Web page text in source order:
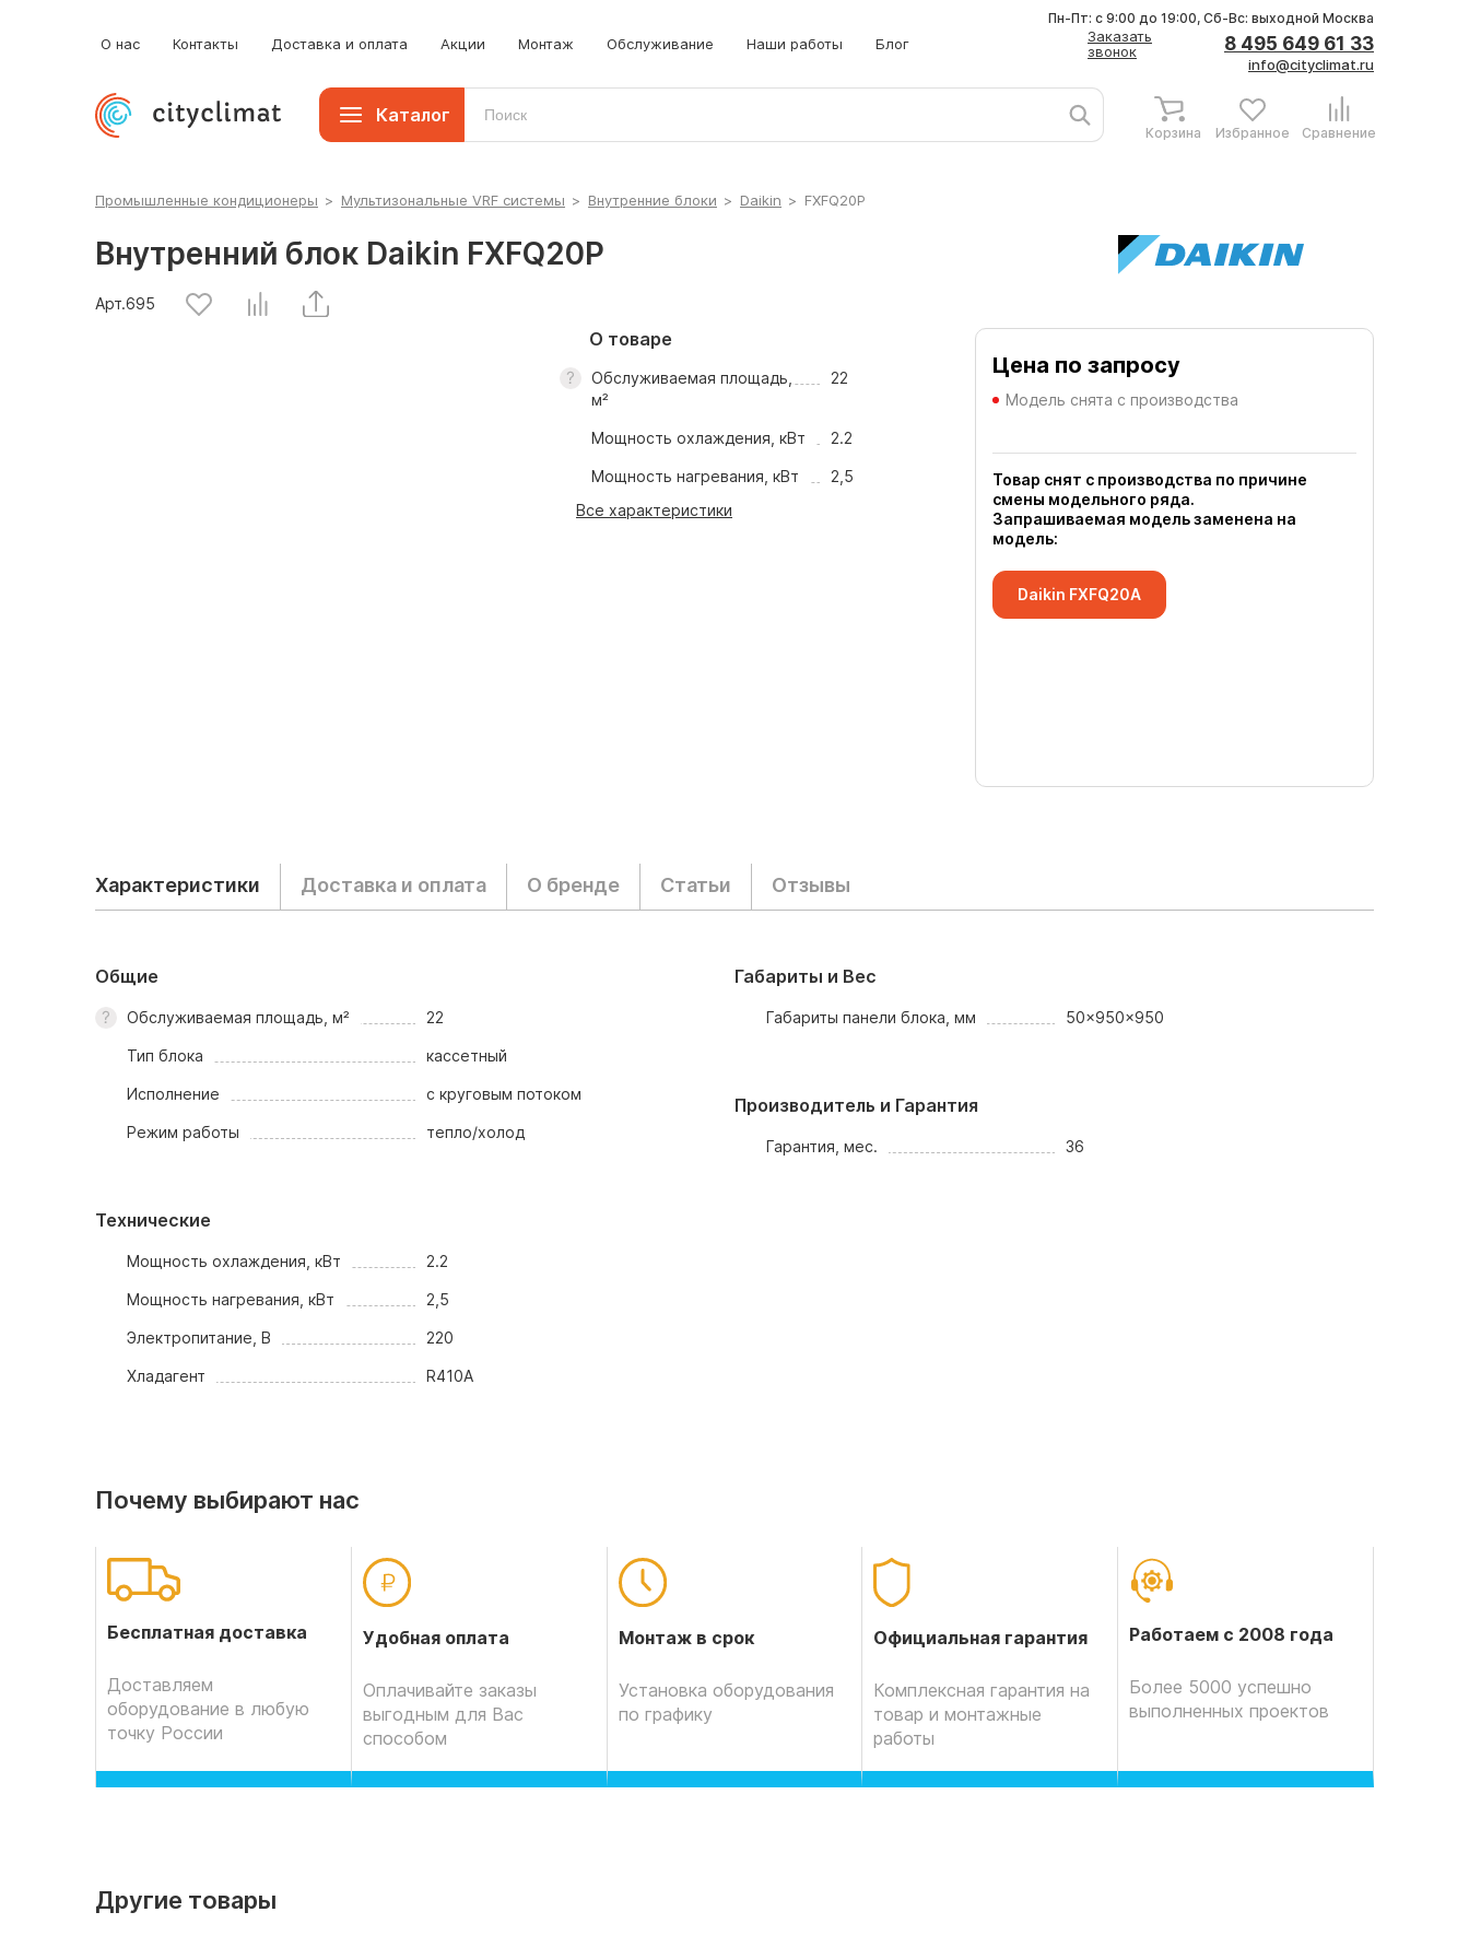
О нас Контакты Доставка и оплата Акции Монтаж Обслуживание Наши работы Блог
Заказать
звонок
8 495 649 61 33
info@cityclimat.ru
Пн-Пт: с 9:00 до 19:00, Сб-Вс: выходной Москва
Каталог
Корзина Избранное Сравнение
Промышленные кондиционеры > Мультизональные VRF системы > Внутренние блоки > Daikin > FXFQ20P
Внутренний блок Daikin FXFQ20P
Арт.695
О товаре
Обслуживаемая площадь,
м²
22
Мощность охлаждения, кВт 2.2
Мощность нагревания, кВт
2,5
Все характеристики
Цена по запросу
Модель снята с производства
Товар снят с производства по причине
смены модельного ряда.
Запрашиваемая модель заменена на
модель:
Daikin FXFQ20A
Характеристики Доставка и оплата О бренде Статьи Отзывы
Общие
Обслуживаемая площадь, м² 22
Тип блока кассетный
Исполнение с круговым потоком
Режим работы тепло/холод
Технические
Мощность охлаждения, кВт 2.2
Мощность нагревания, кВт 2,5
Электропитание, В 220
Хладагент R410A
Габариты и Вес
Габариты панели блока, мм 50x950x950
Производитель и Гарантия
Гарантия, мес. 36
Почему выбирают нас
Бесплатная доставка
Доставляем
оборудование в любую
точку России
Удобная оплата
Оплачивайте заказы
выгодным для Вас
способом
Монтаж в срок
Установка оборудования
по графику
Официальная гарантия
Комплексная гарантия на
товар и монтажные
работы
Работаем с 2008 года
Более 5000 успешно
выполненных проектов
Другие товары